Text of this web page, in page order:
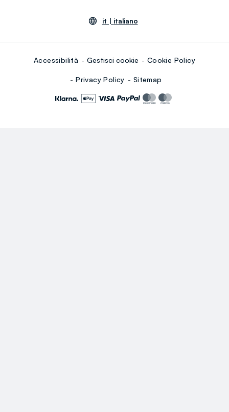
it | italiano
Accessibilità Gestisci cookie Cookie Policy
Privacy Policy Sitemap